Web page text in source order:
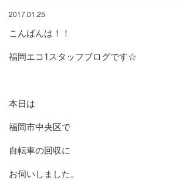
2017.01.25
こんばんは！！
福岡エコ1スタッフブログです☆
本日は
福岡市中央区で
自転車の回収に
お伺いしました。